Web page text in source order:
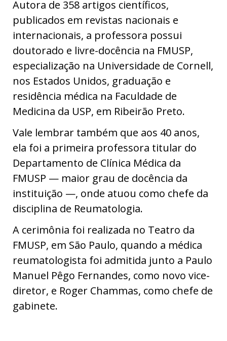
Autora de 358 artigos científicos,
publicados em revistas nacionais e
internacionais, a professora possui
doutorado e livre-docência na FMUSP,
especialização na Universidade de Cornell,
nos Estados Unidos, graduação e
residência médica na Faculdade de
Medicina da USP, em Ribeirão Preto.
Vale lembrar também que aos 40 anos,
ela foi a primeira professora titular do
Departamento de Clínica Médica da
FMUSP — maior grau de docência da
instituição —, onde atuou como chefe da
disciplina de Reumatologia.
A cerimônia foi realizada no Teatro da
FMUSP, em São Paulo, quando a médica
reumatologista foi admitida junto a Paulo
Manuel Pêgo Fernandes, como novo vice-
diretor, e Roger Chammas, como chefe de
gabinete.